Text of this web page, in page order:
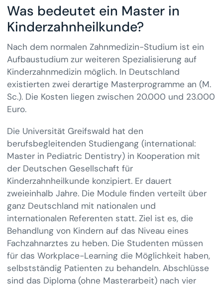
Was bedeutet ein Master in
Kinderzahnheilkunde?
Nach dem normalen Zahnmedizin-Studium ist ein
Aufbaustudium zur weiteren Spezialisierung auf
Kinderzahnmedizin möglich. In Deutschland
existierten zwei derartige Masterprogramme an (M.
Sc.). Die Kosten liegen zwischen 20.000 und 23.000
Euro.
Die Universität Greifswald hat den
berufsbegleitenden Studiengang (international:
Master in Pediatric Dentistry) in Kooperation mit
der Deutschen Gesellschaft für
Kinderzahnheilkunde konzipiert. Er dauert
zweieinhalb Jahre. Die Module finden verteilt über
ganz Deutschland mit nationalen und
internationalen Referenten statt. Ziel ist es, die
Behandlung von Kindern auf das Niveau eines
Fachzahnarztes zu heben. Die Studenten müssen
für das Workplace-Learning die Möglichkeit haben,
selbstständig Patienten zu behandeln. Abschlüsse
sind das Diploma (ohne Masterarbeit) nach vier